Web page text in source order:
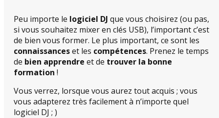
Peu importe le logiciel DJ que vous choisirez (ou pas,
si vous souhaitez mixer en clés USB), l’important c’est
de bien vous former. Le plus important, ce sont les
connaissanceset les compétences. Prenez le temps
de bien apprendre et de trouver la bonne
formation !
Vous verrez, lorsque vous aurez tout acquis ; vous
vous adapterez très facilement à n’importe quel
logiciel DJ ; )